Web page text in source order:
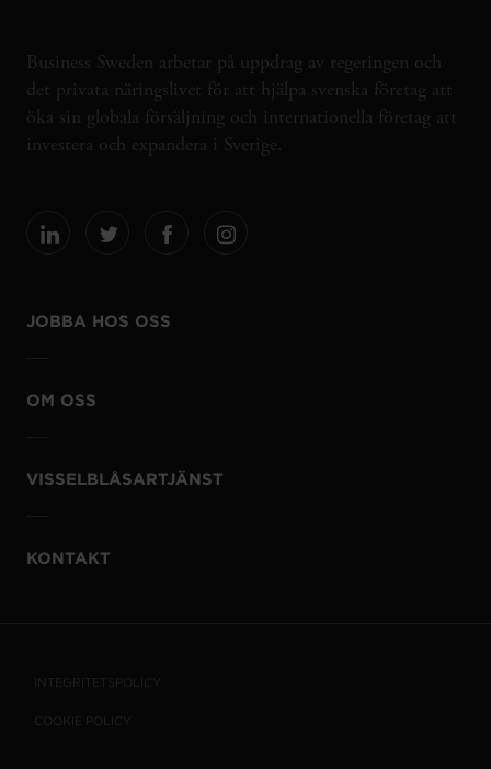
Business Sweden arbetar på uppdrag av regeringen och
det privata näringslivet för att hjälpa svenska företag att
öka sin globala försäljning och internationella företag att
investera och expandera i Sverige.
JOBBA HOS OSS
OM OSS
VISSELBLÅSARTJÄNST
KONTAKT
INTEGRITETSPOLICY
COOKIE POLICY